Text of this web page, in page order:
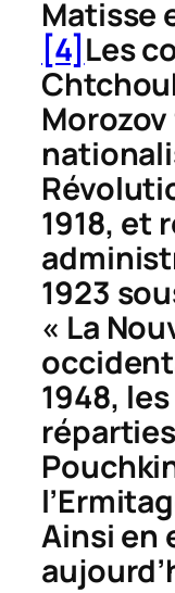
Matisse
[4] Les
1918, et
1923
« La
1948,
Ainsi en